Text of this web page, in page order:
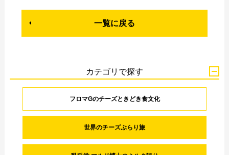
一覧に戻る
カテゴリで探す
フロマGのチーズときどき食文化
世界のチーズぶらり旅